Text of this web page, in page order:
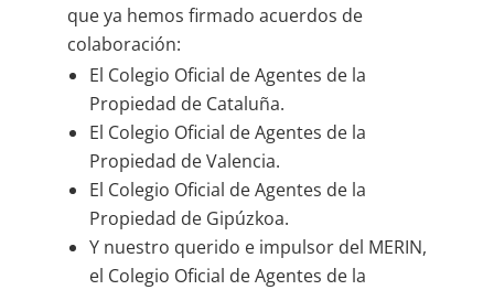
que ya hemos firmado acuerdos de
colaboración:
El Colegio Oficial de Agentes de la
Propiedad de Cataluña.
El Colegio Oficial de Agentes de la
Propiedad de Valencia.
El Colegio Oficial de Agentes de la
Propiedad de Gipúzkoa.
Y nuestro querido e impulsor del MERIN,
el Colegio Oficial de Agentes de la